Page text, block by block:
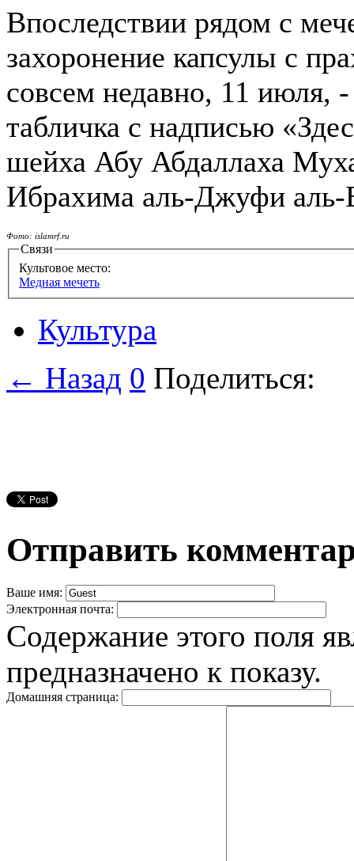
Впоследствии рядом с
захоронение капсулы с
совсем недавно, 11 июля,
табличка с надписью
шейха Абу Абдаллаха
Ибрахима аль-Джуфи аль-
Фото: islamrf.ru
Связи
Культовое место:
Медная мечеть
Культура
← Назад 0 Поделиться:
Отправить
Ваше имя:
Электронная почта:
Содержание этого поля
предназначено к показу.
Домашняя страница: